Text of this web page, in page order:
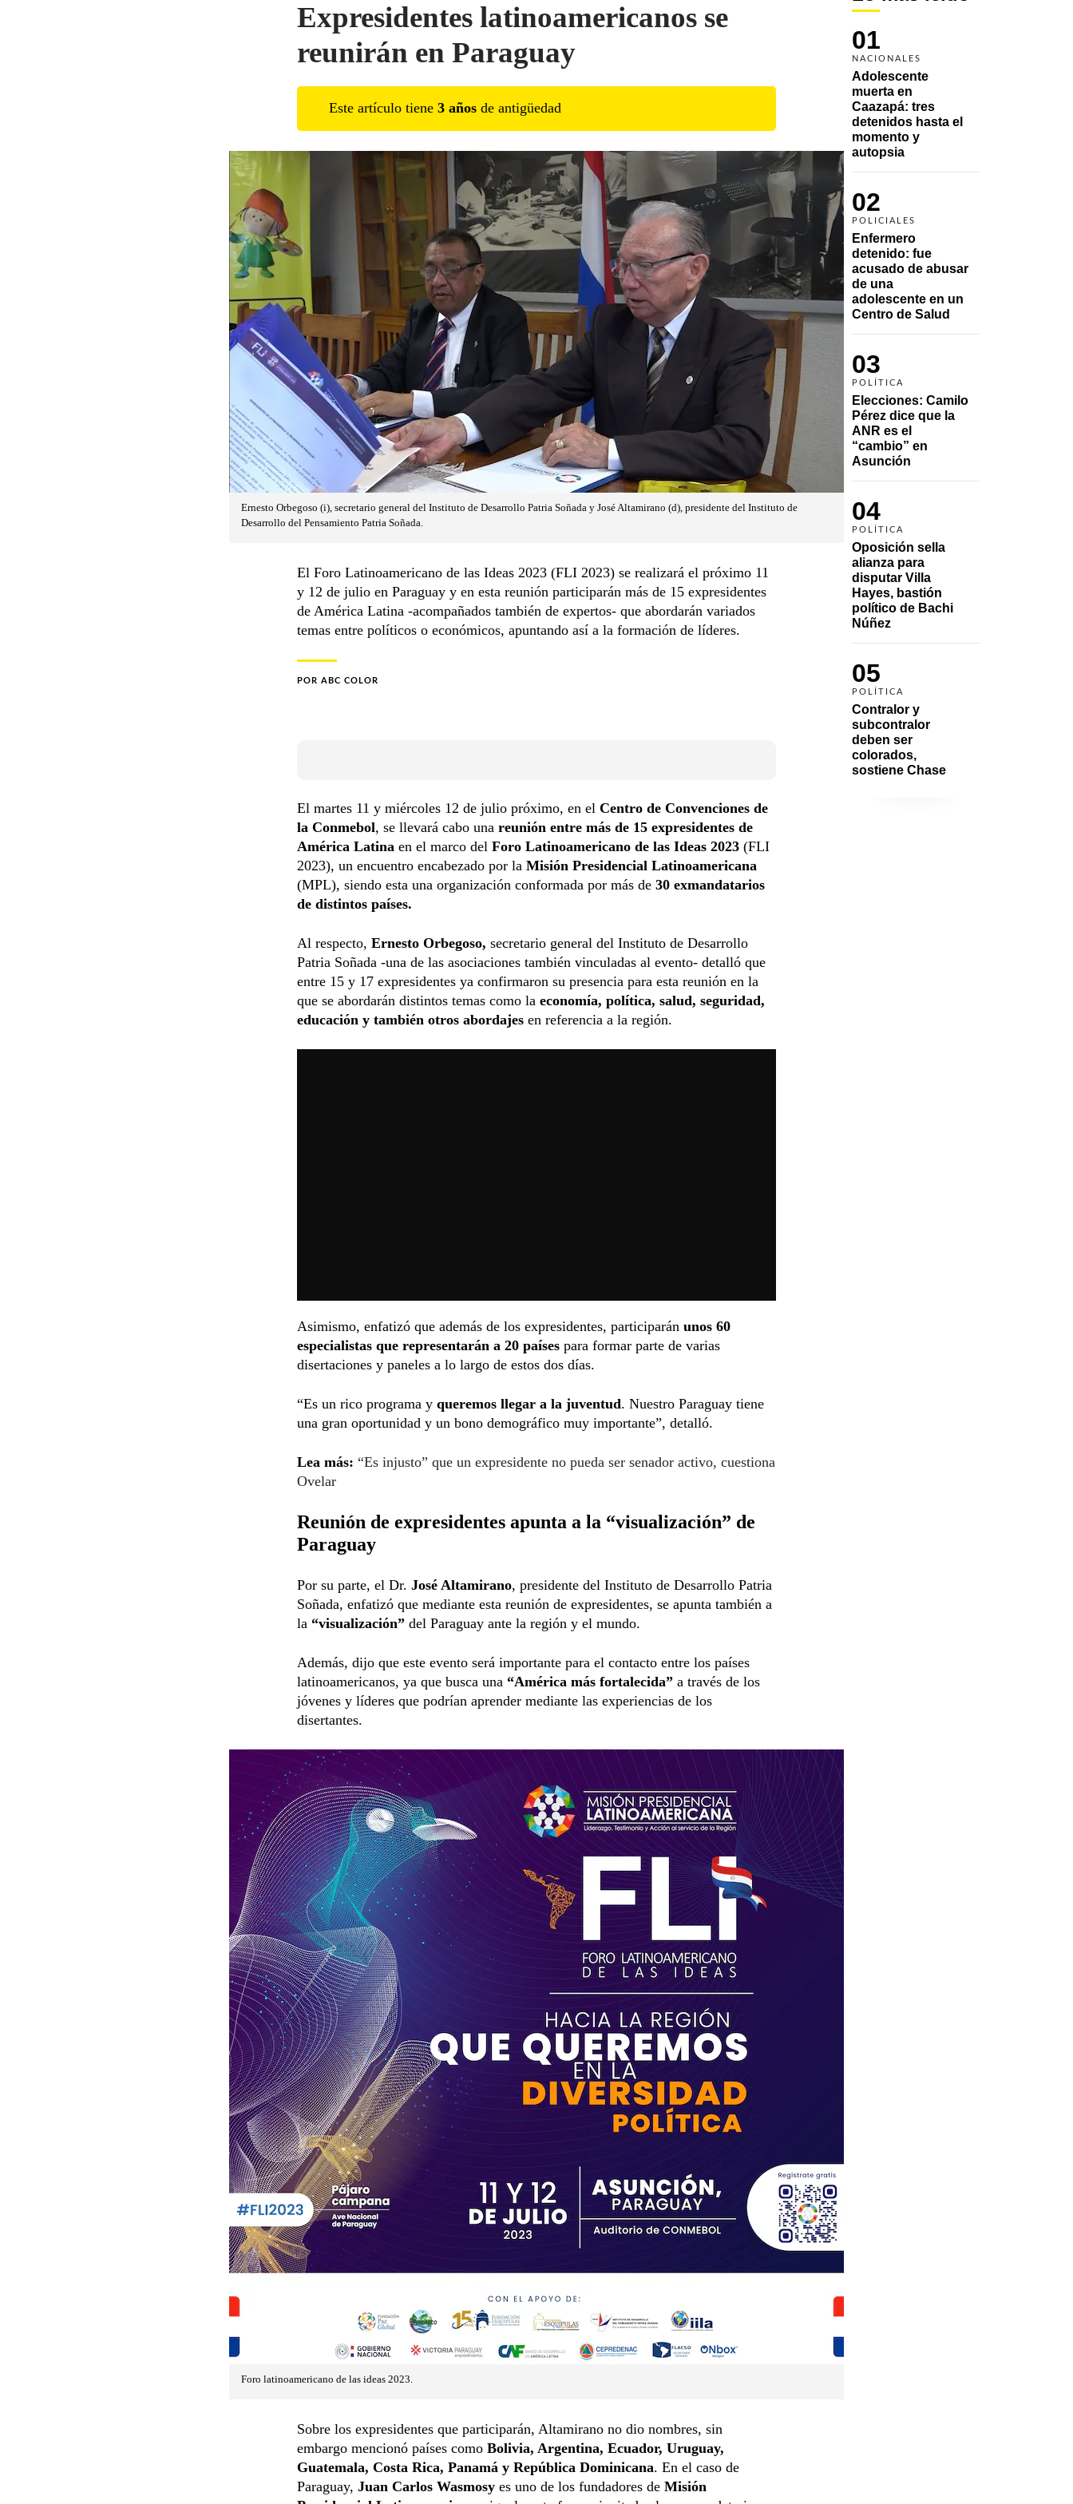
01
NACIONALES
Adolescente
muerta en
Caazapá: tres
detenidos hasta el
momento y
autopsia
02
POLICIALES
Enfermero
detenido: fue
acusado de abusar
de una
adolescente en un
Centro de Salud
03
POLÍTICA
Elecciones: Camilo
Pérez dice que la
ANR es el
“cambio” en
Asunción
04
POLÍTICA
Oposición sella
alianza para
disputar Villa
Hayes, bastión
político de Bachi
Núñez
05
POLÍTICA
Contralor y
subcontralor
deben ser
colorados,
sostiene Chase
Expresidentes latinoamericanos se
reunirán en Paraguay
Este artículo tiene 3 años de antigüedad
Ernesto Orbegoso (i), secretario general del Instituto de Desarrollo Patria Soñada y José Altamirano (d), presidente del Instituto de
Desarrollo del Pensamiento Patria Soñada.
El Foro Latinoamericano de las Ideas 2023 (FLI 2023) se realizará el próximo 11
y 12 de julio en Paraguay y en esta reunión participarán más de 15 expresidentes
de América Latina -acompañados también de expertos- que abordarán variados
temas entre políticos o económicos, apuntando así a la formación de líderes.
POR ABC COLOR
El martes 11 y miércoles 12 de julio próximo, en el Centro de Convenciones de
la Conmebol, se llevará cabo una reunión entre más de 15 expresidentes de
América Latina en el marco del Foro Latinoamericano de las Ideas 2023 (FLI
2023), un encuentro encabezado por la Misión Presidencial Latinoamericana
(MPL), siendo esta una organización conformada por más de 30 exmandatarios
de distintos países.
Al respecto, Ernesto Orbegoso, secretario general del Instituto de Desarrollo
Patria Soñada -una de las asociaciones también vinculadas al evento- detalló que
entre 15 y 17 expresidentes ya confirmaron su presencia para esta reunión en la
que se abordarán distintos temas como la economía, política, salud, seguridad,
educación y también otros abordajes en referencia a la región.
Asimismo, enfatizó que además de los expresidentes, participarán unos 60
especialistas que representarán a 20 países para formar parte de varias
disertaciones y paneles a lo largo de estos dos días.
“Es un rico programa y queremos llegar a la juventud. Nuestro Paraguay tiene
una gran oportunidad y un bono demográfico muy importante”, detalló.
Lea más: “Es injusto” que un expresidente no pueda ser senador activo, cuestiona
Ovelar
Reunión de expresidentes apunta a la “visualización” de
Paraguay
Por su parte, el Dr. José Altamirano, presidente del Instituto de Desarrollo Patria
Soñada, enfatizó que mediante esta reunión de expresidentes, se apunta también a
la “visualización” del Paraguay ante la región y el mundo.
Además, dijo que este evento será importante para el contacto entre los países
latinoamericanos, ya que busca una “América más fortalecida” a través de los
jóvenes y líderes que podrían aprender mediante las experiencias de los
disertantes.
Foro latinoamericano de las ideas 2023.
Sobre los expresidentes que participarán, Altamirano no dio nombres, sin
embargo mencionó países como Bolivia, Argentina, Ecuador, Uruguay,
Guatemala, Costa Rica, Panamá y República Dominicana. En el caso de
Paraguay, Juan Carlos Wasmosy es uno de los fundadores de Misión